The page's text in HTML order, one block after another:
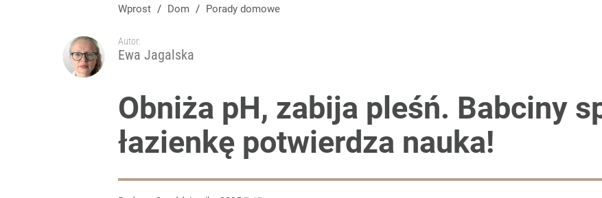
Wprost / Dom / Porady domowe
Autor:
Ewa Jagalska
Obniża pH, zabija pleśń. Babciny
łazienkę potwierdza nauka!